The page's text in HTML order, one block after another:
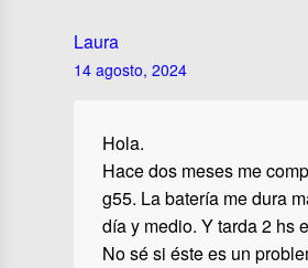
Laura
14 agosto, 2024
Hola.
Hace dos meses me
g55. La batería me dura
día y medio. Y tarda 2 hs
No sé si éste es un